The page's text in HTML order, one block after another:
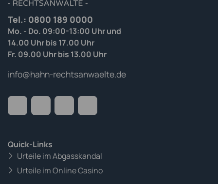
Tel.: 0800 189 0000
Mo. - Do. 09:00-13:00 Uhr und
14.00 Uhr bis 17.00 Uhr
Fr. 09.00 Uhr bis 13.00 Uhr
info@hahn-rechtsanwaelte.de
Quick-Links
Urteile im Abgasskandal
Urteile im Online Casino